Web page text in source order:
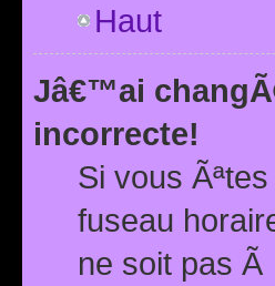
Haut
Jâ€™ai
incorrecte!
Si vous
fuseau
ne soit pas